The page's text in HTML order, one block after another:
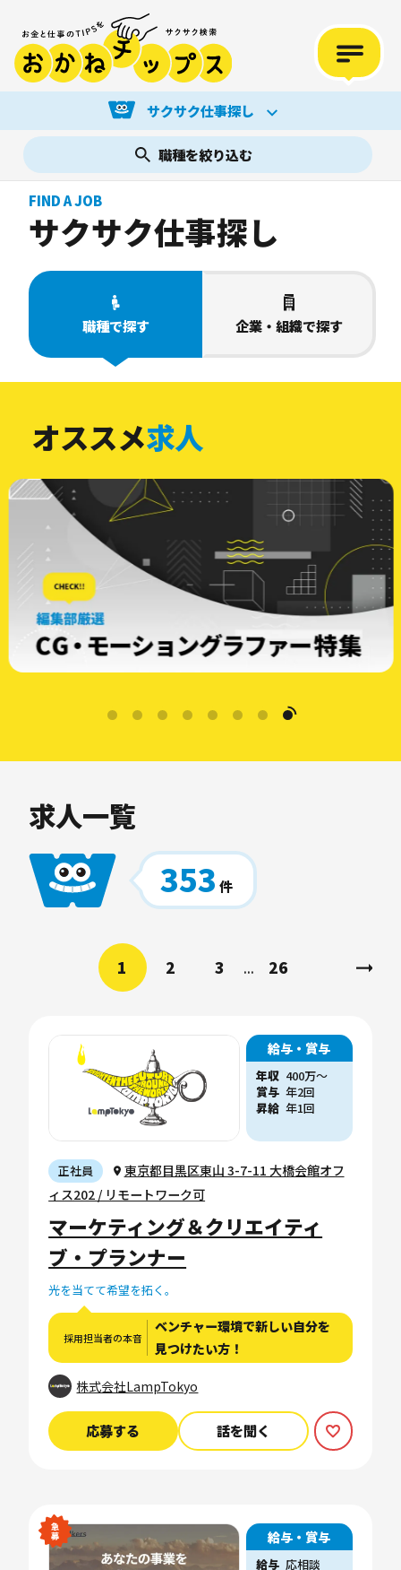
サクサク仕事探し
職種を絞り込む
FIND A JOB
サクサク仕事探し
職種で探す 企業・組織で探す
オススメ求人
求人一覧
353 件
1 2 3 ... 26
給与・賞与
年収 400万〜
賞与 年2回
昇給 年1回
正社員
東京都目黒区東山 3-7-11 大橋会館オフ
ィス202 / リモートワーク可
マーケティング＆クリエイティ
ブ・プランナー
光を当てて希望を拓く。
採用担当者の本音
ベンチャー環境で新しい自分を
見つけたい方！
株式会社LampTokyo
応募する 話を聞く
給与・賞与
給与 応相談